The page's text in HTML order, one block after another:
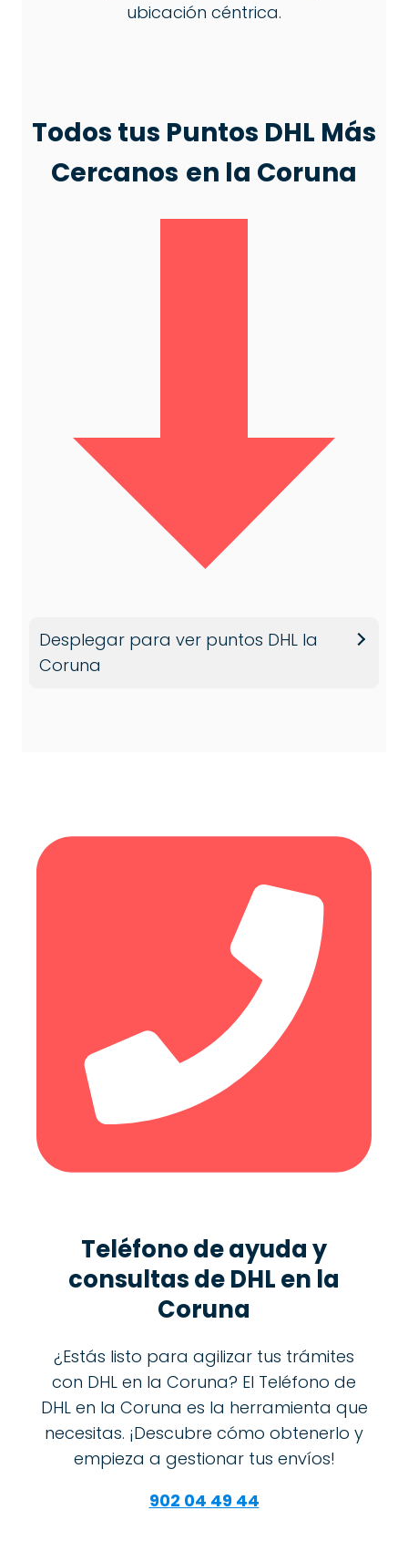
ubicación céntrica.
Todos tus Puntos DHL Más
Cercanos en la Coruna
Desplegar para ver puntos DHL la
Coruna
Teléfono de ayuda y
consultas de DHL en la
Coruna
¿Estás listo para agilizar tus trámites
con DHL en la Coruna? El Teléfono de
DHL en la Coruna es la herramienta que
necesitas. ¡Descubre cómo obtenerlo y
empieza a gestionar tus envíos!
902 04 49 44